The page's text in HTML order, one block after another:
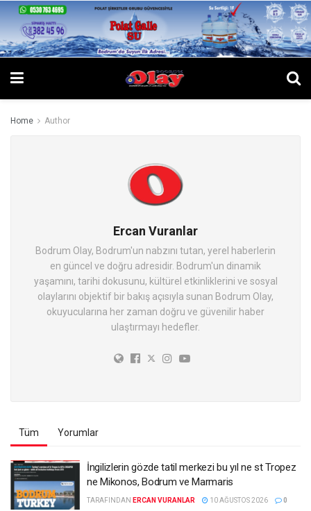
Home Author
Ercan Vuranlar
Bodrum Olay, Bodrum'un nabzını tutan, yerel haberlerin
en güncel ve doğru adresidir. Bodrum'un dinamik
yaşamını, tarihi dokusunu, kültürel etkinliklerini ve sosyal
olaylarını objektif bir bakış açısıyla sunan Bodrum Olay,
okuyucularına her zaman doğru ve güvenilir haber
ulaştırmayı hedefler.
Tüm Yorumlar
İngilizlerin gözde tatil merkezi bu yıl ne st Tropez
ne Mikonos, Bodrum ve Marmaris
TARAFINDAN ERCAN VURANLAR 10 AĞUSTOS 2026 0